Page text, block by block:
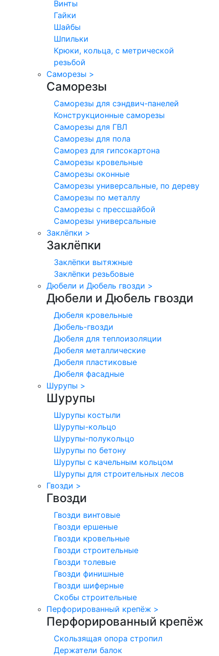
Винты
Гайки
Шайбы
Шпильки
Крюки, кольца, с метрической
резьбой
Саморезы >
Саморезы
Саморезы для сэндвич-панелей
Конструкционные саморезы
Саморезы для ГВЛ
Саморезы для пола
Саморез для гипсокартона
Саморезы кровельные
Саморезы оконные
Саморезы универсальные, по дереву
Саморезы по металлу
Саморезы с прессшайбой
Саморезы универсальные
Заклёпки >
Заклёпки
Заклёпки вытяжные
Заклёпки резьбовые
Дюбели и Дюбель гвозди >
Дюбели и Дюбель гвозди
Дюбеля кровельные
Дюбель-гвозди
Дюбеля для теплоизоляции
Дюбеля металлические
Дюбеля пластиковые
Дюбеля фасадные
Шурупы >
Шурупы
Шурупы костыли
Шурупы-кольцо
Шурупы-полукольцо
Шурупы по бетону
Шурупы с качельным кольцом
Шурупы для строительных лесов
Гвозди >
Гвозди
Гвозди винтовые
Гвозди ершеные
Гвозди кровельные
Гвозди строительные
Гвозди толевые
Гвозди финишные
Гвозди шиферные
Скобы строительные
Перфорированный крепёж >
Перфорированный крепёж
Скользящая опора стропил
Держатели балок